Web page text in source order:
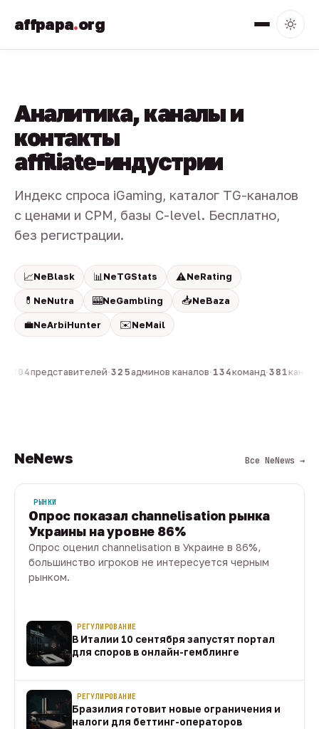
affpapa.org
Аналитика, каналы и
контакты
affiliate-индустрии
Индекс спроса iGaming, каталог TG-каналов
с ценами и CPM, базы C-level. Бесплатно,
без регистрации.
📈NeBlask 📊 NeTGStats ⚠️NeRating
💊 NeNutra 🎰NeGambling 📥NeBaza
💼NeArbiHunter ✉️NeMail
804представителей·325админов каналов·134команд·381
NeNews Все NeNews →
РЫНКИ
Опрос показал channelisation рынка
Украины на уровне 86%
Опрос оценил channelisation в Украине в 86%,
большинство игроков не интересуется черным
рынком.
РЕГУЛИРОВАНИЕ
В Италии 10 сентября запустят портал
для споров в онлайн-гемблинге
РЕГУЛИРОВАНИЕ
Бразилия готовит новые ограничения и
налоги для беттинг-операторов